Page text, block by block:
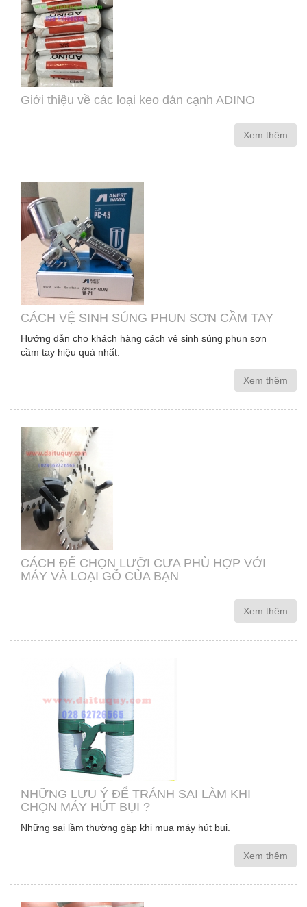
Giới thiệu về các loại keo dán cạnh ADINO
Xem thêm
CÁCH VỆ SINH SÚNG PHUN SƠN CẦM TAY
Hướng dẫn cho khách hàng cách vệ sinh súng phun sơn
cầm tay hiệu quả nhất.
Xem thêm
CÁCH ĐỂ CHỌN LƯỠI CƯA PHÙ HỢP VỚI
MÁY VÀ LOẠI GỖ CỦA BẠN
Xem thêm
NHỮNG LƯU Ý ĐỂ TRÁNH SAI LÀM KHI
CHỌN MÁY HÚT BỤI ?
Những sai lầm thường gặp khi mua máy hút bụi.
Xem thêm